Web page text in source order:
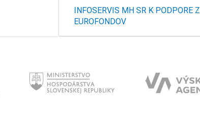
INFOSERVIS MH SR K PODPORE Z
EUROFONDOV